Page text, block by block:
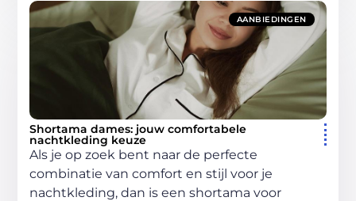
AANBIEDINGEN
Shortama dames: jouw comfortabele
nachtkleding keuze
Als je op zoek bent naar de perfecte
combinatie van comfort en stijl voor je
nachtkleding, dan is een shortama voor